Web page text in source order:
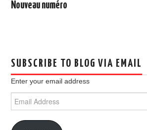
Nouveau numéro
SUBSCRIBE TO BLOG VIA EMAIL
Enter your email address
Email
Address